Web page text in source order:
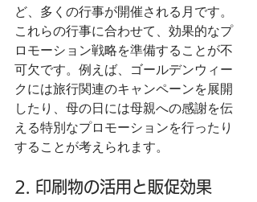
ど、多くの行事が開催される月です。
これらの行事に合わせて、効果的なプ
ロモーション戦略を準備することが不
可欠です。例えば、ゴールデンウィー
クには旅行関連のキャンペーンを展開
したり、母の日には母親への感謝を伝
える特別なプロモーションを行ったり
することが考えられます。
2. 印刷物の活用と販促効果